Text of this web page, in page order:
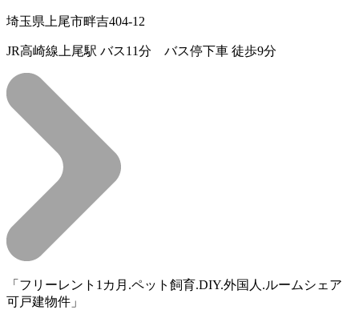
埼玉県上尾市畔吉404-12
JR高崎線上尾駅 バス11分 バス停下車 徒歩9分
「フリーレント1カ月.ペット飼育.DIY.外国人.ルームシェア
可戸建物件」